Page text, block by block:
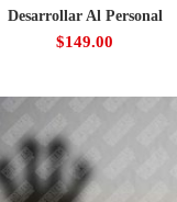
Desarrollar Al Personal
$149.00